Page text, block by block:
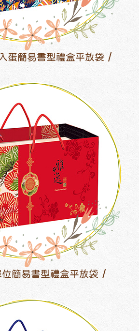
蛋簡易書型禮盒平放袋
簡易書型禮盒平放袋